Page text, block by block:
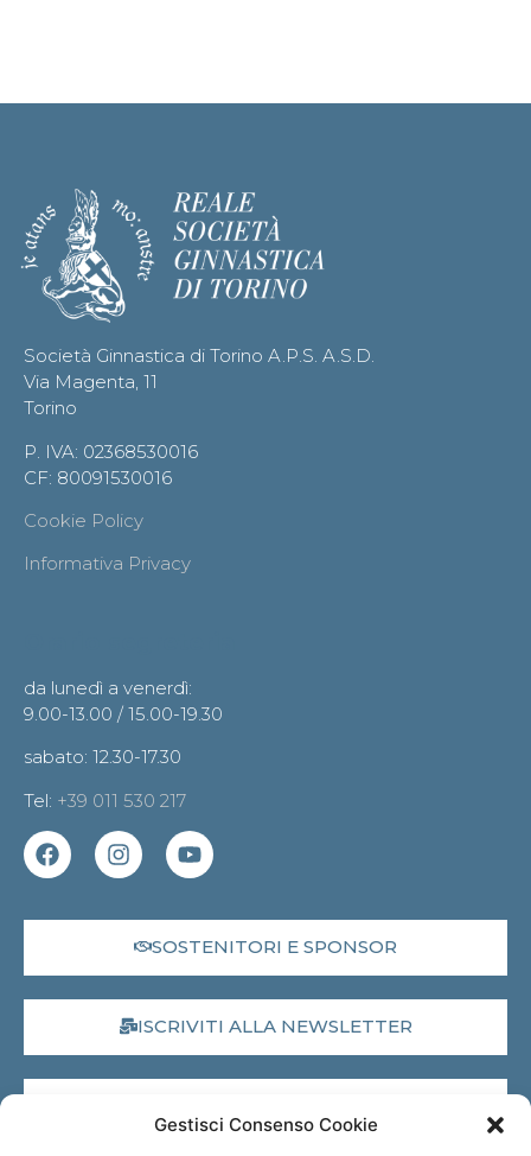
Gestisci Consenso Cookie
Società Ginnastica di Torino A.P.S. A.S.D.
Via Magenta, 11
Torino
P. IVA: 02368530016
CF: 80091530016
Cookie Policy
Informativa Privacy
da lunedì a venerdì:
9.00-13.00 / 15.00-19.30
sabato: 12.30-17.30
Tel: +39 011 530 217
SOSTENITORI E SPONSOR
ISCRIVITI ALLA NEWSLETTER